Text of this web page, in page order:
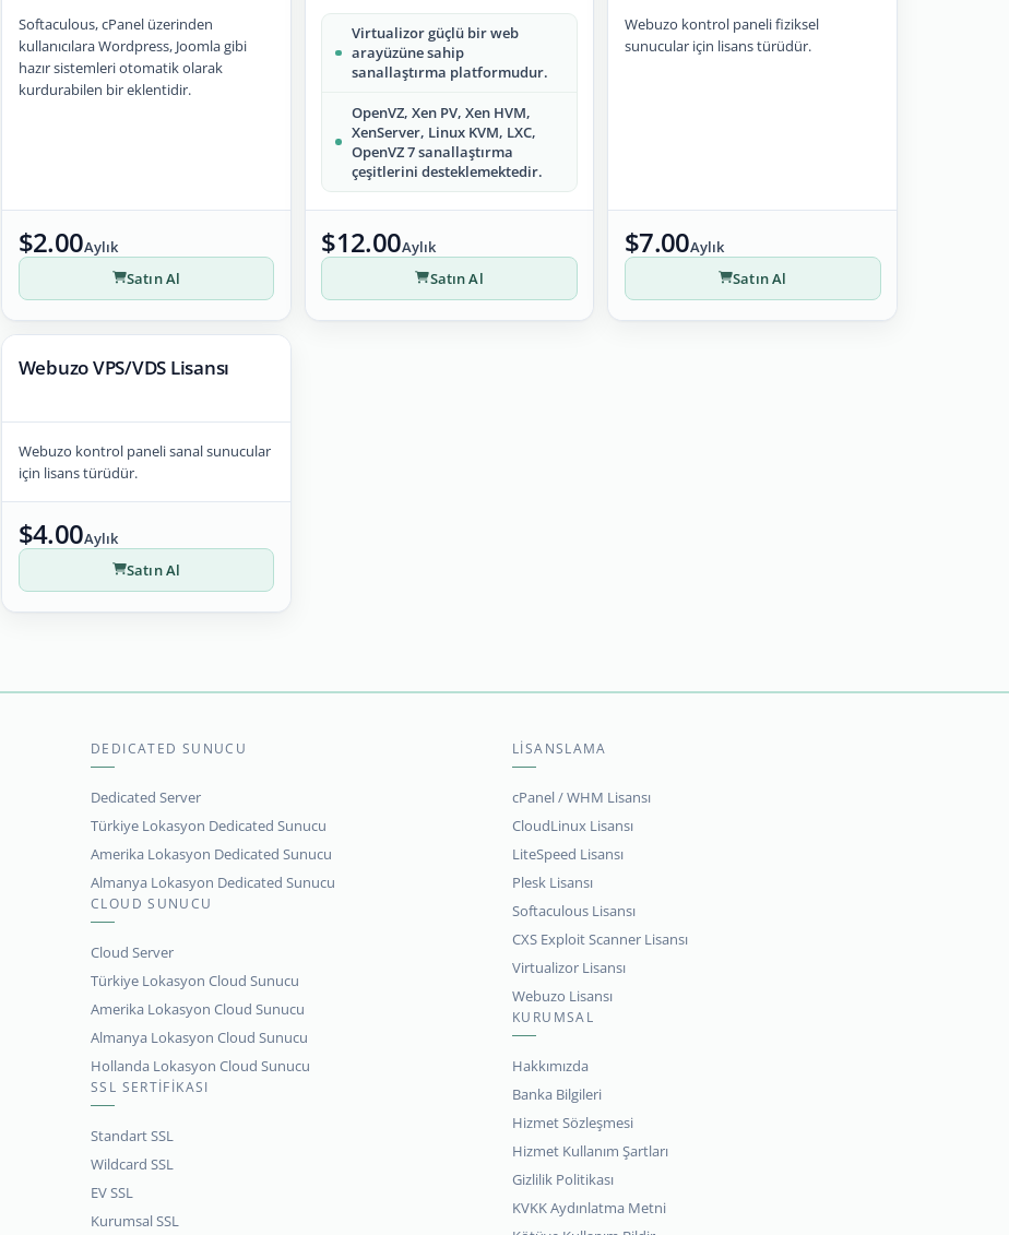
Softaculous, cPanel üzerinden
kullanıcılara Wordpress, Joomla gibi
hazır sistemleri otomatik olarak
kurdurabilen bir eklentidir.
$2.00Aylık
Satın Al
Virtualizor güçlü bir web
arayüzüne sahip
sanallaştırma platformudur.
OpenVZ, Xen PV, Xen HVM,
XenServer, Linux KVM, LXC,
OpenVZ 7 sanallaştırma
çeşitlerini desteklemektedir.
$12.00Aylık
Satın Al
Webuzo kontrol paneli fiziksel
sunucular için lisans türüdür.
$7.00Aylık
Satın Al
Webuzo VPS/VDS Lisansı
Webuzo kontrol paneli sanal sunucular
için lisans türüdür.
$4.00Aylık
Satın Al
DEDICATED SUNUCU
Dedicated Server
Türkiye Lokasyon Dedicated Sunucu
Amerika Lokasyon Dedicated Sunucu
Almanya Lokasyon Dedicated Sunucu
CLOUD SUNUCU
Cloud Server
Türkiye Lokasyon Cloud Sunucu
Amerika Lokasyon Cloud Sunucu
Almanya Lokasyon Cloud Sunucu
Hollanda Lokasyon Cloud Sunucu
SSL SERTİFİKASI
Standart SSL
Wildcard SSL
EV SSL
Kurumsal SSL
LİSANSLAMA
cPanel / WHM Lisansı
CloudLinux Lisansı
LiteSpeed Lisansı
Plesk Lisansı
Softaculous Lisansı
CXS Exploit Scanner Lisansı
Virtualizor Lisansı
Webuzo Lisansı
KURUMSAL
Hakkımızda
Banka Bilgileri
Hizmet Sözleşmesi
Hizmet Kullanım Şartları
Gizlilik Politikası
KVKK Aydınlatma Metni